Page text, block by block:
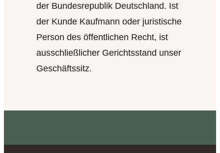
der Bundesrepublik Deutschland. Ist
der Kunde Kaufmann oder juristische
Person des öffentlichen Recht, ist
ausschließlicher Gerichtsstand unser
Geschäftssitz.